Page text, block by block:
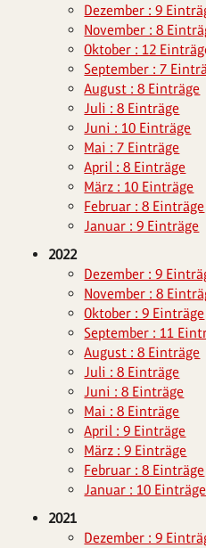
Dezember : 9
November : 8
Oktober : 12
September : 7
August : 8 Einträge
Juli : 8 Einträge
Juni : 10 Einträge
Mai : 7 Einträge
April : 8 Einträge
März : 10 Einträge
Februar : 8 Einträge
Januar : 9 Einträge
2022
Dezember : 9
November : 8
Oktober : 9 Einträge
September : 11
August : 8 Einträge
Juli : 8 Einträge
Juni : 8 Einträge
Mai : 8 Einträge
April : 9 Einträge
März : 9 Einträge
Februar : 8 Einträge
Januar : 10 Einträge
2021
Dezember : 9